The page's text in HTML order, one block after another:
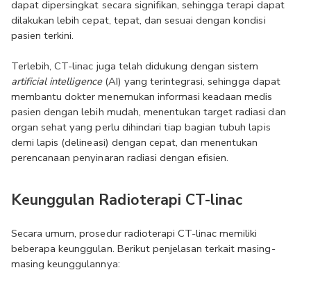
dapat dipersingkat secara signifikan, sehingga terapi dapat
dilakukan lebih cepat, tepat, dan sesuai dengan kondisi
pasien terkini.
artificial intelligence (AI) yang terintegrasi, sehingga dapat
membantu dokter menemukan informasi keadaan medis
pasien dengan lebih mudah, menentukan target radiasi dan
organ sehat yang perlu dihindari tiap bagian tubuh lapis
demi lapis (delineasi) dengan cepat, dan menentukan
perencanaan penyinaran radiasi dengan efisien.
Keunggulan Radioterapi CT-linac
Secara umum, prosedur radioterapi CT-linac memiliki
beberapa keunggulan. Berikut penjelasan terkait masing-
masing keunggulannya: